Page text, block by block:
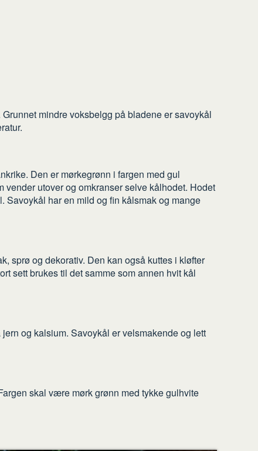
mindre voksbelgg på bladene er savoykål
Den er mørkegrønn i fargen med gul
utover og omkranser selve kålhodet. Hodet
Savoykål har en mild og fin kålsmak og mange
sprø og dekorativ. Den kan også kuttes i kløfter
sett brukes til det samme som annen hvit kål
og kalsium. Savoykål er velsmakende og lett
skal være mørk grønn med tykke gulhvite